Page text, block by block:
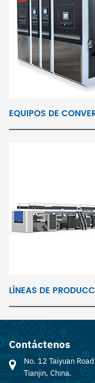
EQUIPOS DE
LÍNEAS DE
Contáctenos
No. 12 Taiyuan
Tianjin, China.